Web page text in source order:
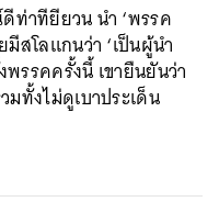
าทียียวน นำ ‘พรรค
สโลแกนว่า ‘เป็นผู้นำ
พรรคครั้งนี้ เขายืนยันว่า
มทั้งไม่ดูเบาประเด็น